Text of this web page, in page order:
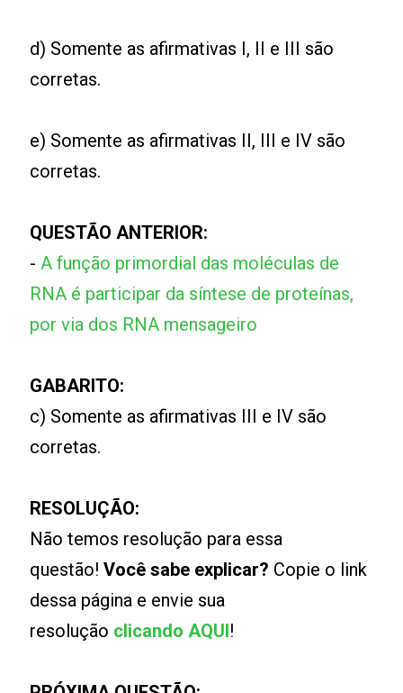
d) Somente as afirmativas I, II e III são
corretas.
e) Somente as afirmativas II, III e IV são
corretas.
QUESTÃO ANTERIOR:
-A função primordial das moléculas de
RNA é participar da síntese de proteínas,
por via dos RNA mensageiro
GABARITO:
c) Somente as afirmativas III e IV são
corretas.
RESOLUÇÃO:
Não temos resolução para essa
questão!Você sabe explicar? Copie o link
dessa página e envie sua
resolução clicando AQUI!